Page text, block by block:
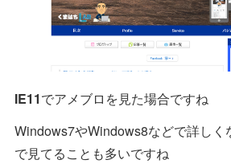
IE11でアメブロを見た場合ですね
Windows7やWindows8などで詳しく
で見てることも多いですね